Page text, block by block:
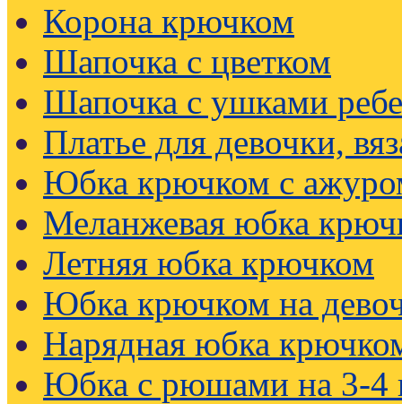
Корона крючком
Шапочка с цветком
Шапочка с ушками
Платье для девочки,
Юбка крючком с
Меланжевая юбка
Летняя юбка крючком
Юбка крючком на
Нарядная юбка
Юбка с рюшами на 3-4